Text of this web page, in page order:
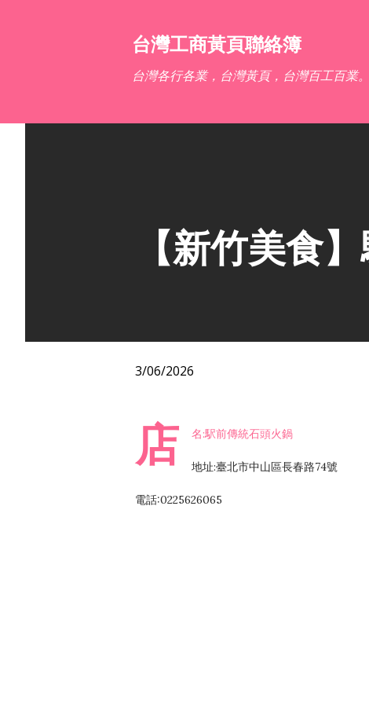
台灣工商黃頁聯絡簿
台灣各行各業，台灣黃頁，台灣百工百業。
【新竹美食
3/06/2026
店 名:駅前傳統石頭火鍋
地址:臺北市中山區長春路74號
電話:0225626065